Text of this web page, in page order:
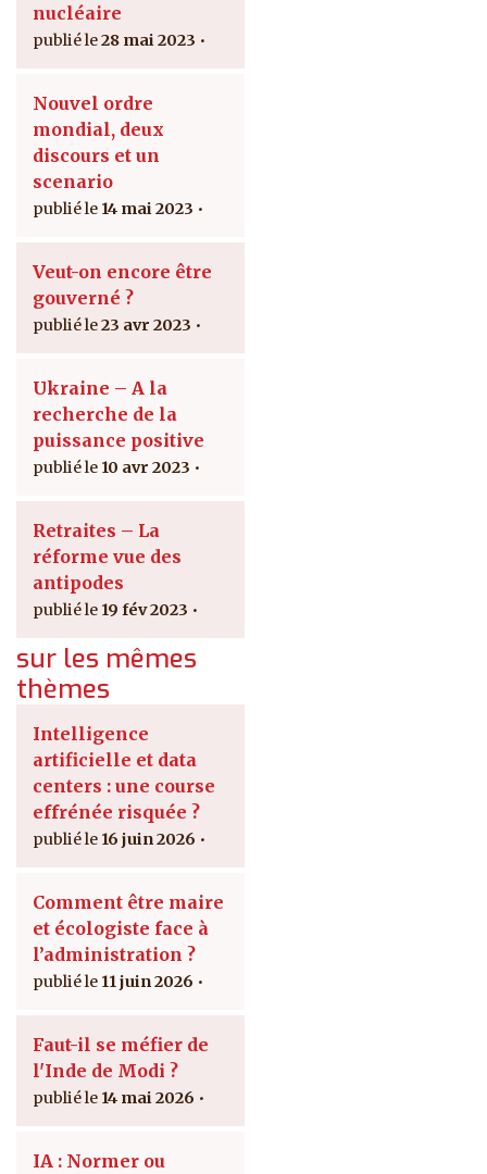
nucléaire
28 mai 2023
Nouvel ordre
mondial, deux
discours et un
scenario
14 mai 2023
Veut-on encore être
gouverné ?
23 avr 2023
Ukraine – A la
recherche de la
puissance positive
10 avr 2023
Retraites – La
réforme vue des
antipodes
19 fév 2023
sur les mêmes
thèmes
Intelligence
artificielle et data
centers : une course
effrénée risquée ?
16 juin 2026
Comment être maire
et écologiste face à
l’administration ?
11 juin 2026
Faut-il se méfier de
l'Inde de Modi ?
14 mai 2026
IA : Normer ou